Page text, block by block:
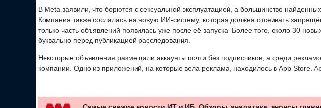
В Meta заявили, что борются с сексуальной эксплуатацией, а большинство
Компания также сослалась на новую ИИ-систему, которая должна отсеивать
только часть объявлений появилась уже после её запуска. Более того, около 30
буквально перед публикацией расследования.
Некоторые объявления размещали аккаунты почти без подписчиков, а среди
компании. Одно из приложений, на которые вела реклама, находилось в App Store.
Самые свежие новости ИТ и ИБ. Обзоры, аналитика, анонсы